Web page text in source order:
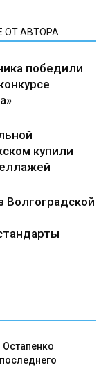
ОТ АВТОРА
победили
купили
Волгоградской
Остапенко